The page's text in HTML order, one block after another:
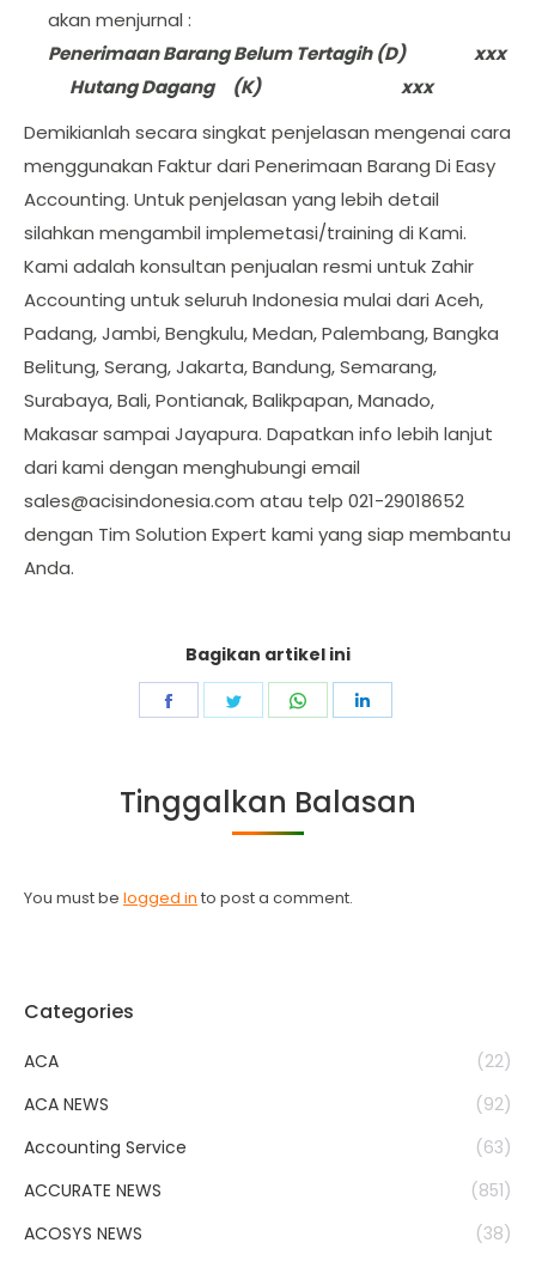
akan menjurnal :
Penerimaan Barang Belum Tertagih (D) xxx
Hutang Dagang (K) xxx
Demikianlah secara singkat penjelasan mengenai cara
menggunakan Faktur dari Penerimaan Barang Di Easy
Accounting. Untuk penjelasan yang lebih detail
silahkan mengambil implemetasi/training di Kami.
Kami adalah konsultan penjualan resmi untuk Zahir
Accounting untuk seluruh Indonesia mulai dari Aceh,
Padang, Jambi, Bengkulu, Medan, Palembang, Bangka
Belitung, Serang, Jakarta, Bandung, Semarang,
Surabaya, Bali, Pontianak, Balikpapan, Manado,
Makasar sampai Jayapura. Dapatkan info lebih lanjut
dari kami dengan menghubungi email
sales@acisindonesia.com atau telp 021-29018652
dengan Tim Solution Expert kami yang siap membantu
Anda.
Bagikan artikel ini
Share
Share
Share
Tinggalkan Balasan
You must be logged in to post a comment.
Categories
ACA
(22)
ACA NEWS
(92)
Accounting Service
(63)
ACCURATE NEWS
(851)
ACOSYS NEWS
(38)